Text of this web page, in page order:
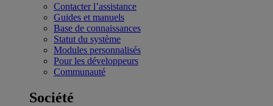
Contacter l’assistance
Guides et manuels
Base de connaissances
Statut du système
Modules personnalisés
Pour les développeurs
Communauté
Société